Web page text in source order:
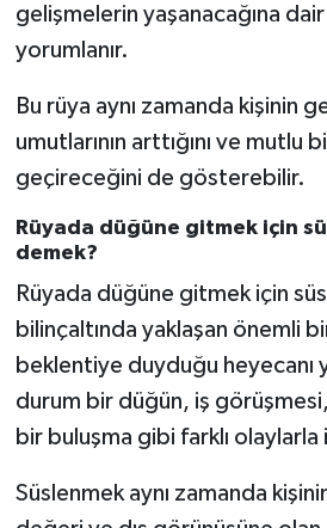
gelişmelerin yaşanacağına
yorumlanır.
Bu rüya aynı zamanda kişinin
umutlarının arttığını ve mutlu
geçireceğini de gösterebilir.
Rüyada düğüne gitmek için
demek?
Rüyada düğüne gitmek için
bilinçaltında yaklaşan önemli
beklentiye duyduğu heyecanı
durum bir düğün, iş
bir buluşma gibi farklı olaylarla
Süslenmek aynı zamanda